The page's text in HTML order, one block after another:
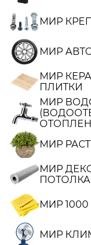
8 (4242) 30-00-
МИР
МИР
МИР
ПЛИТКИ
МИР
МИР
МИР
ПОТОЛКА
МИР
МИР